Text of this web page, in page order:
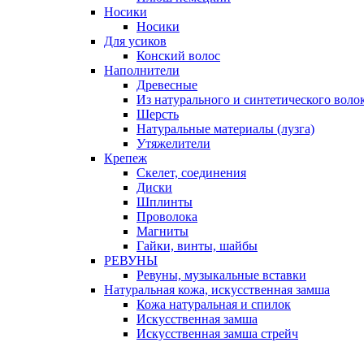
Носики
Носики
Для усиков
Конский волос
Наполнители
Древесные
Из натурального и синтетического
Шерсть
Натуральные материалы (лузга)
Утяжелители
Крепеж
Скелет, соединения
Диски
Шплинты
Проволока
Магниты
Гайки, винты, шайбы
РЕВУНЫ
Ревуны, музыкальные вставки
Натуральная кожа, искусственная замша
Кожа натуральная и спилок
Искусственная замша
Искусственная замша стрейч